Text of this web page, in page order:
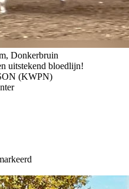
Donkerbruin
uitstekend bloedlijn!
(KWPN)